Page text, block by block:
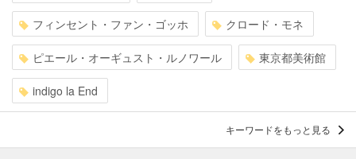
フィンセント・ファン・ゴッホ クロード・モネ
ピエール・オーギュスト・ルノワール 東京都美術館
indigo la End
キーワードをもっと見る